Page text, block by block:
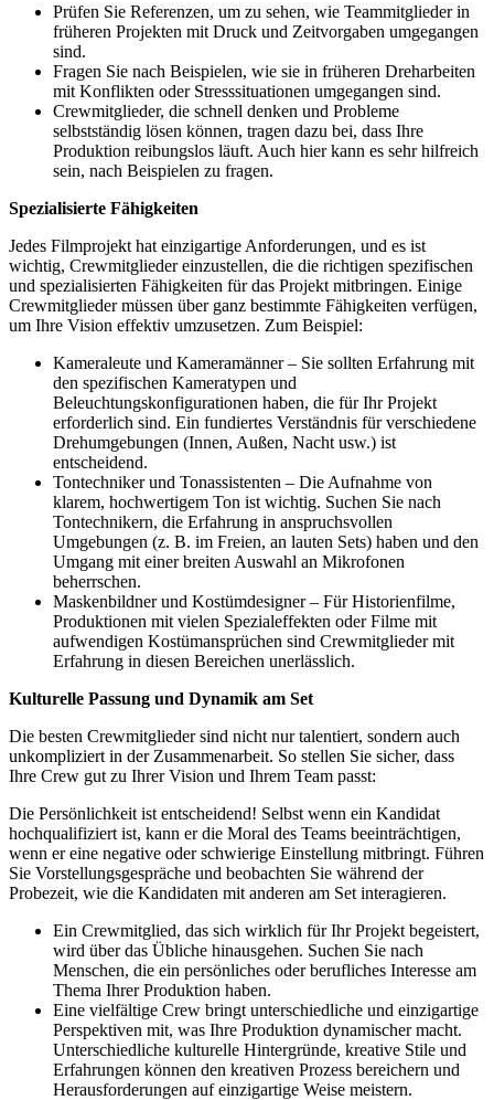
Prüfen Sie Referenzen, um zu sehen, wie Teammitglieder in
früheren Projekten mit Druck und Zeitvorgaben umgegangen
sind.
Fragen Sie nach Beispielen, wie sie in früheren Dreharbeiten
mit Konflikten oder Stresssituationen umgegangen sind.
Crewmitglieder, die schnell denken und Probleme
selbstständig lösen können, tragen dazu bei, dass Ihre
Produktion reibungslos läuft. Auch hier kann es sehr hilfreich
sein, nach Beispielen zu fragen.
Spezialisierte Fähigkeiten
Jedes Filmprojekt hat einzigartige Anforderungen, und es ist
wichtig, Crewmitglieder einzustellen, die die richtigen spezifischen
und spezialisierten Fähigkeiten für das Projekt mitbringen. Einige
Crewmitglieder müssen über ganz bestimmte Fähigkeiten verfügen,
um Ihre Vision effektiv umzusetzen. Zum Beispiel:
Kameraleute und Kameramänner – Sie sollten Erfahrung mit
den spezifischen Kameratypen und
Beleuchtungskonfigurationen haben, die für Ihr Projekt
erforderlich sind. Ein fundiertes Verständnis für verschiedene
Drehumgebungen (Innen, Außen, Nacht usw.) ist
entscheidend.
Tontechniker und Tonassistenten – Die Aufnahme von
klarem, hochwertigem Ton ist wichtig. Suchen Sie nach
Tontechnikern, die Erfahrung in anspruchsvollen
Umgebungen (z. B. im Freien, an lauten Sets) haben und den
Umgang mit einer breiten Auswahl an Mikrofonen
beherrschen.
Maskenbildner und Kostümdesigner – Für Historienfilme,
Produktionen mit vielen Spezialeffekten oder Filme mit
aufwendigen Kostümansprüchen sind Crewmitglieder mit
Erfahrung in diesen Bereichen unerlässlich.
Kulturelle Passung und Dynamik am Set
Die besten Crewmitglieder sind nicht nur talentiert, sondern auch
unkompliziert in der Zusammenarbeit. So stellen Sie sicher, dass
Ihre Crew gut zu Ihrer Vision und Ihrem Team passt:
Die Persönlichkeit ist entscheidend! Selbst wenn ein Kandidat
hochqualifiziert ist, kann er die Moral des Teams beeinträchtigen,
wenn er eine negative oder schwierige Einstellung mitbringt. Führen
Sie Vorstellungsgespräche und beobachten Sie während der
Probezeit, wie die Kandidaten mit anderen am Set interagieren.
Ein Crewmitglied, das sich wirklich für Ihr Projekt begeistert,
wird über das Übliche hinausgehen. Suchen Sie nach
Menschen, die ein persönliches oder berufliches Interesse am
Thema Ihrer Produktion haben.
Eine vielfältige Crew bringt unterschiedliche und einzigartige
Perspektiven mit, was Ihre Produktion dynamischer macht.
Unterschiedliche kulturelle Hintergründe, kreative Stile und
Erfahrungen können den kreativen Prozess bereichern und
Herausforderungen auf einzigartige Weise meistern.